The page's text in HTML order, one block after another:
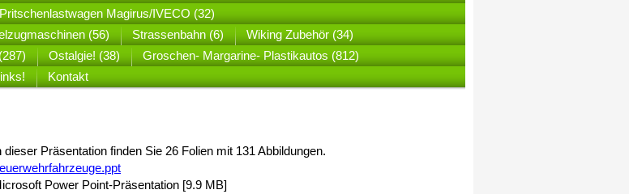
Pritschenlastwagen Magirus/IVECO (32)
(56) Strassenbahn (6)
Wiking Zubehör (34)
Ostalgie! (38)
Groschen- Margarine- Plastikautos (812)
Kontakt
dieser Präsentation finden Sie 26 Folien mit 131 Abbildungen.
Power Point-Präsentation [9.9 MB]